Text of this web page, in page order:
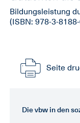
Bildungsleistung
(ISBN: 978-3-
Seite
Die vbw in den